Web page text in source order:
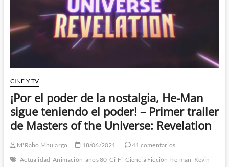
regresa
CINE Y TV
¡Por el poder de la nostalgia, He-Man
sigue teniendo el poder! – Primer trailer
de Masters of the Universe: Revelation
M'Rabo Mhulargo 18/06/2021
41 comentarios
Actualidad Animación años 80 Ci-Fi Ciencia Ficción he-man Kevin